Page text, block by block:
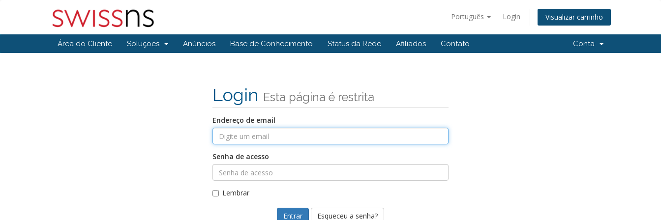
Português Login Visualizar carrinho
Área do Cliente Soluções Anúncios Base de Conhecimento Status da Rede Afiliados Contato Conta
Login Esta página é restrita
Endereço de email
Senha de acesso
Lembrar
Esqueceu a senha?